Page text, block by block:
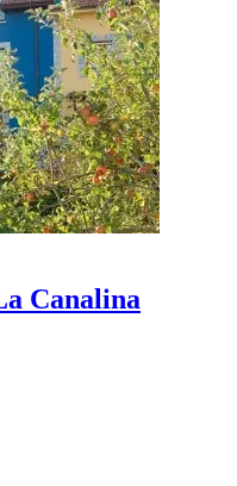
Canalina